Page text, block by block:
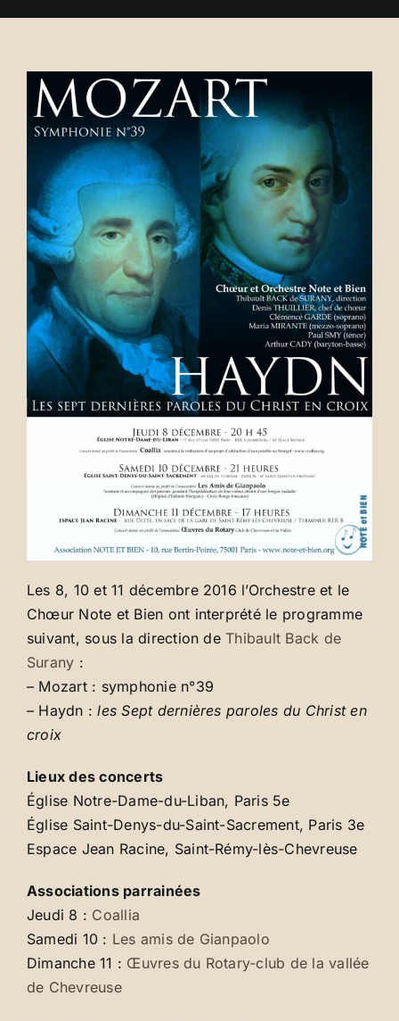
Se connecter
Les 8, 10 et 11 décembre 2016 l’Orchestre et le
Chœur Note et Bien ont interprété le programme
suivant, sous la direction deThibault Back de
Surany :
– Mozart : symphonie n°39
– Haydn :les Sept dernières paroles du Christ en
croix
Lieux des concerts
Église Notre-Dame-du-Liban, Paris 5e
Église Saint-Denys-du-Saint-Sacrement, Paris 3e
Espace Jean Racine, Saint-Rémy-lès-Chevreuse
Associations parrainées
Jeudi 8 : Coallia
Samedi 10 : Les amis de Gianpaolo
Dimanche 11 : Œuvres du Rotary-club de la vallée
de Chevreuse